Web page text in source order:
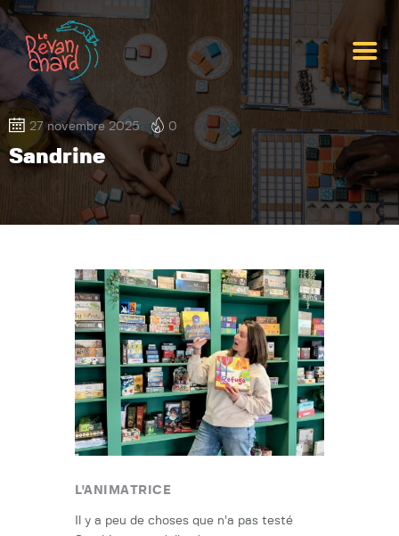
27 novembre 2025 0
Sandrine
Le Revanchard
Bar à jeux
Accueil
La carte
Nos jeux
Infos pratiques
L'ANIMATRICE
Il y a peu de choses que n’a pas testé